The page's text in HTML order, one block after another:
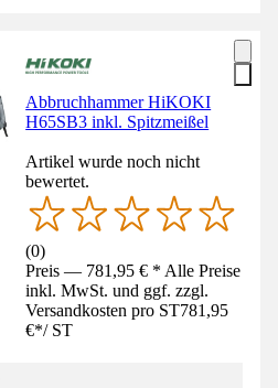
Abbruchhammer HiKOKI
H65SB3 inkl. Spitzmeißel
Artikel wurde noch nicht
bewertet.
(0)
Preis — 781,95 € * Alle Preise
inkl. MwSt. und ggf. zzgl.
Versandkosten pro ST781,95
€*/ ST